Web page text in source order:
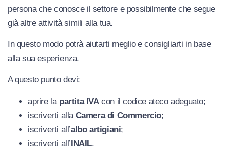
persona che conosce il settore e possibilmente che segue
già altre attività simili alla tua.
In questo modo potrà aiutarti meglio e consigliarti in base
alla sua esperienza.
A questo punto devi:
aprire la partita IVAcon il codice ateco adeguato;
iscriverti alla Camera di Commercio;
iscriverti all’albo artigiani;
iscriverti all’INAIL.